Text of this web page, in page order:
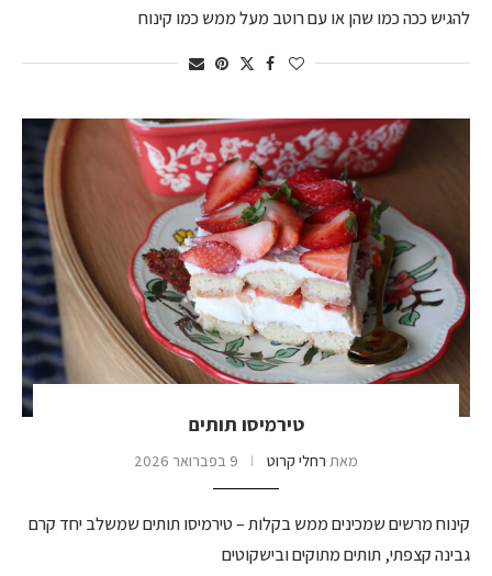
להגיש ככה כמו שהן או עם רוטב מעל ממש כמו קינוח
טירמיסו תותים
מאת רחלי קרוט 9 בפברואר 2026
קינוח מרשים שמכינים ממש בקלות – טירמיסו תותים שמשלב יחד קרם
גבינה קצפתי, תותים מתוקים ובישקוטים